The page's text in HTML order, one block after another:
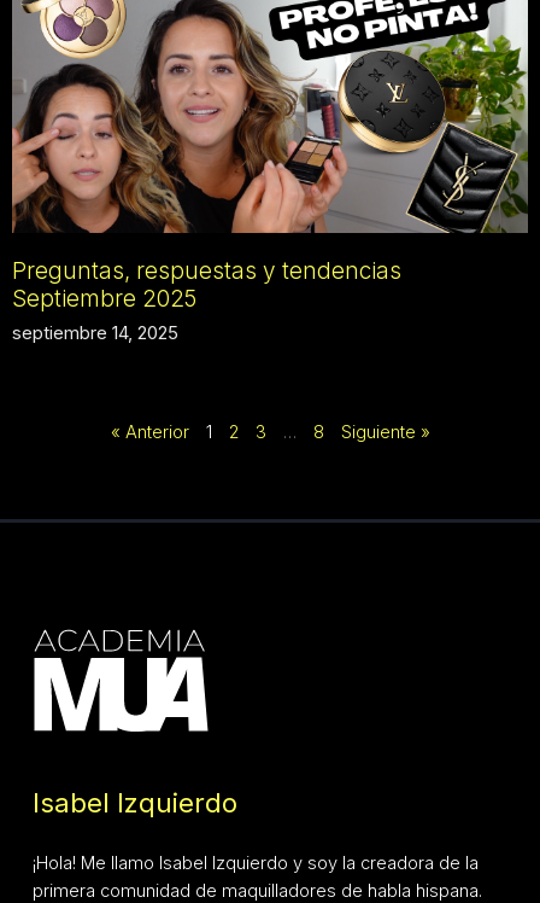
Preguntas, respuestas y tendencias
Septiembre 2025
septiembre 14, 2025
« Anterior 1 2 3 … 8 Siguiente »
Isabel Izquierdo
¡Hola! Me llamo Isabel Izquierdo y soy la creadora de la
primera comunidad de maquilladores de habla hispana.